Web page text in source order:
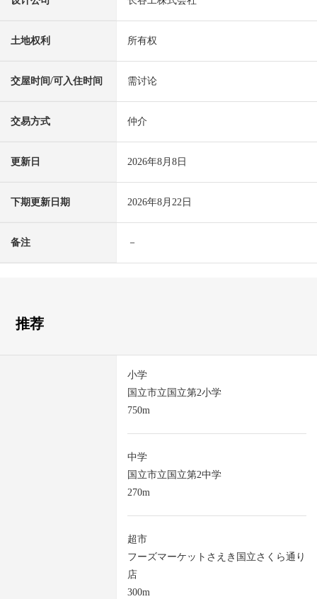
土地权利 所有权
交屋时间/可入住时间 需讨论
交易方式 仲介
更新日 2026年8月8日
下期更新日期 2026年8月22日
备注 －
推荐
小学
国立市立国立第2小学
750m
中学
国立市立国立第2中学
270m
超市
フーズマーケットさえき国立さくら通り
店
300m